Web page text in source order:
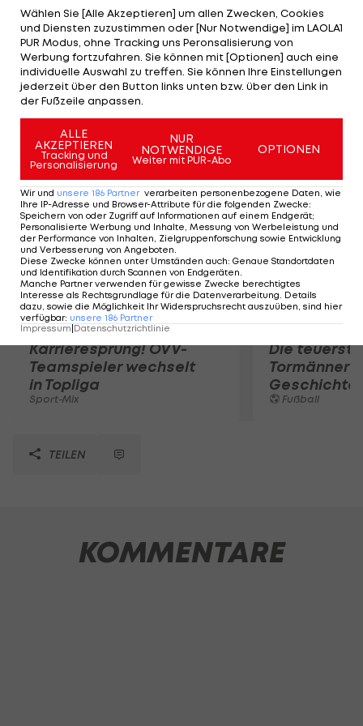
Stadtrivalen torlos in die Pause. Erst nach dem
Seitenwechsel gelingt Senad Lulic (71.) der
spielentscheidende Treffer. Durch den Coppa-
Sieg qualifiziert sich Lazio für das europäische
Geschäft, während sich die Roma 2013/14 auf Liga
und Cup konzentrieren muss.
Mehr zum Thema
Karrieresprung! ÖVV-
Teamspieler wechselt
in Topliga
Sport-Mix
Die
Tormänner
Geschichte
Fußball
TEILEN
KOMMENTARE
Wählen Sie [Alle Akzeptieren] um allen Zwecken, Cookies
und Diensten zuzustimmen oder [Nur Notwendige] im LAOLA1
PUR Modus, ohne Tracking uns Peronsalisierung von
Werbung fortzufahren. Sie können mit [Optionen] auch eine
individuelle Auswahl zu treffen. Sie können Ihre Einstellungen
jederzeit über den Button links unten bzw. über den Link in
der Fußzeile anpassen.
ALLE
AKZEPTIEREN
Tracking und
Personalisierung
NUR
NOTWENDIGE
Weiter mit PUR-Abo
OPTIONEN
Wir und unsere 186 Partner verarbeiten personenbezogene Daten, wie
Ihre IP-Adresse und Browser-Attribute für die folgenden Zwecke:
Speichern von oder Zugriff auf Informationen auf einem Endgerät;
Personalisierte Werbung und Inhalte, Messung von Werbeleistung und
der Performance von Inhalten, Zielgruppenforschung sowie Entwicklung
und Verbesserung von Angeboten.
Diese Zwecke können unter Umständen auch: Genaue Standortdaten
und Identifikation durch Scannen von Endgeräten.
Manche Partner verwenden für gewisse Zwecke berechtigtes
Interesse als Rechtsgrundlage für die Datenverarbeitung. Details
dazu, sowie die Möglichkeit Ihr Widerspruchsrecht auszuüben, sind hier
verfügbar: unsere 186 Partner
Impressum Datenschutzrichtlinie